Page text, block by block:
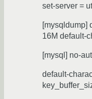
set-server =
[mysqldump]
16M default-
[mysql] no-
default-